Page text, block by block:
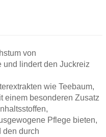
von
und lindert den Juckreiz
wie Teebaum,
einem besonderen Zusatz
Pflege bieten,
den durch